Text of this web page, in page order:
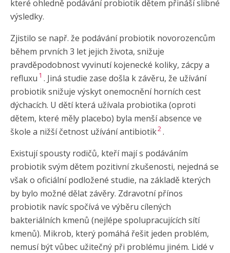
které ohledně podávání probiotik dětem přináší slibné
výsledky.
Zjistilo se např. že podávání probiotik novorozencům
během prvních 3 let jejich života, snižuje
pravděpodobnost vyvinutí kojenecké koliky, zácpy a
refluxu 1 . Jiná studie zase došla k závěru, že užívání
probiotik snižuje výskyt onemocnění horních cest
dýchacích. U dětí která užívala probiotika (oproti
dětem, které měly placebo) byla menší absence ve
škole a nižší četnost užívání antibiotik2.
Existují spousty rodičů, kteří mají s podáváním
probiotik svým dětem pozitivní zkušenosti, nejedná se
však o oficiální podložené studie, na základě kterých
by bylo možné dělat závěry. Zdravotní přínos
probiotik navíc spočívá ve výběru cílených
bakteriálních kmenů (nejlépe spolupracujících sítí
kmenů). Mikrob, který pomáhá řešit jeden problém,
nemusí být vůbec užitečný při problému jiném. Lidé v